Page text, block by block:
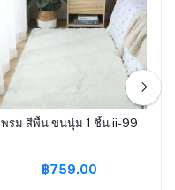
หยิบใส่ตะกร้า
พรม สีพื้น ขนนุ่ม 1 ชิ้น ii-99
฿759.00